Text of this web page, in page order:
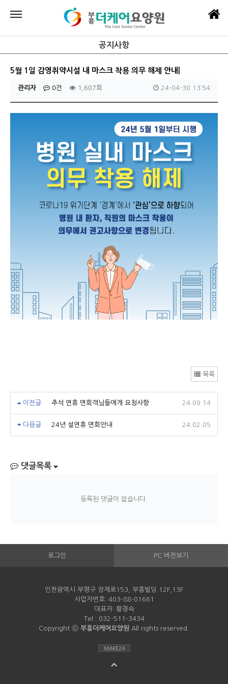
공지사항
5월 1일 감영취약시설 내 마스크 착용 의무 해제 안내|
관리자 0건 1,607회 24-04-30 13:54
목록
이전글 추석 연휴 면회객님들에게 요청사항 24.09.14
다음글 24년 설연휴 면회안내 24.02.05
댓글목록
등록된 댓글이 없습니다.
로그인 PC 버전보기
인천광역시 부평구 장제로153, 부흥빌딩 12F,13F
사업자번호: 403-88-01661
대표자: 황경숙
Tel : 032-511-3434
Copyright ⓒ 부흥더케어요양원 All rights reserved.
MAKE24